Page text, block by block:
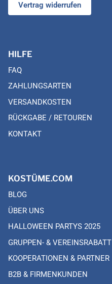
Vertrag widerrufen
HILFE
FAQ
ZAHLUNGSARTEN
VERSANDKOSTEN
RÜCKGABE / RETOUREN
KONTAKT
KOSTÜME.COM
BLOG
ÜBER UNS
HALLOWEEN PARTYS 2025
GRUPPEN- & VEREINSRABATT
KOOPERATIONEN & PARTNER
B2B & FIRMENKUNDEN